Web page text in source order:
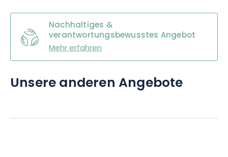
Nachhaltiges &
verantwortungsbewusstes Angebot
Mehr erfahren
Unsere anderen Angebote